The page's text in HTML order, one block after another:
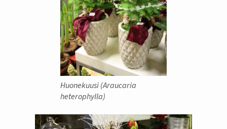
Huonekuusi (Araucaria
heterophylla)